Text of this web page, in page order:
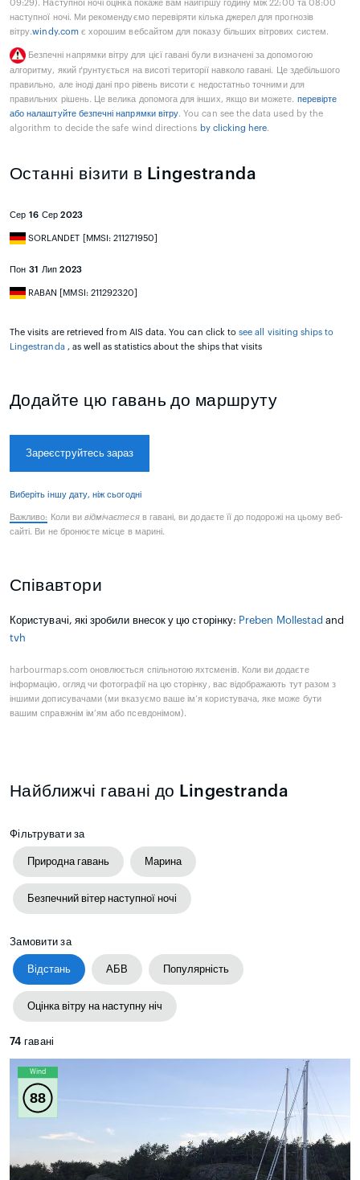
09:29). Наступної ночі оцінка покаже вам найгіршу годину між 22:00 та 08:00
наступної ночі. Ми рекомендуємо перевіряти кілька джерел для прогнозів
вітру.windy.comє хорошим вебсайтом для показу більших вітрових систем.
Безпечні напрямки вітру для цієї гавані були визначені за допомогою
алгоритму, який ґрунтується на висоті території навколо гавані. Це здебільшого
правильно, але іноді дані про рівень висоти є недостатньо точними для
правильних рішень. Це велика допомога для інших, якщо ви можете. перевірте
або налаштуйте безпечні напрямки вітру. You can see the data used by the
algorithm to decide the safe wind directions by clicking here.
Останні візити в Lingestranda
Сер 16 Сер 2023
SORLANDET [MMSI: 211271950]
Пон 31 Лип 2023
RABAN [MMSI: 211292320]
The visits are retrieved from AIS data. You can click tosee all visiting ships to
Lingestranda , as well as statistics about the ships that visits
Додайте цю гавань до маршруту
Зареєструйтесь зараз
Виберіть іншу дату, ніж сьогодні
Важливо: Коли ви відмічаєтесяв гавані, ви додаєте її до подорожі на цьому веб-
сайті. Ви не бронюєте місце в марині.
Співавтори
Користувачі, які зробили внесок у цю сторінку: Preben Mollestad and
tvh
harbourmaps.com оновлюється спільнотою яхтсменів. Коли ви додаєте
інформацію, огляд чи фотографії на цю сторінку, вас відображають тут разом з
іншими дописувачами (ми вказуємо ваше ім’я користувача, яке може бути
вашим справжнім ім’ям або псевдонімом).
Найближчі гавані до Lingestranda
Фільтрувати за
Природна гавань Марина
Безпечний вітер наступної ночі
Замовити за
Відстань АБВ Популярність
Оцінка вітру на наступну ніч
74 гавані
Wind
88